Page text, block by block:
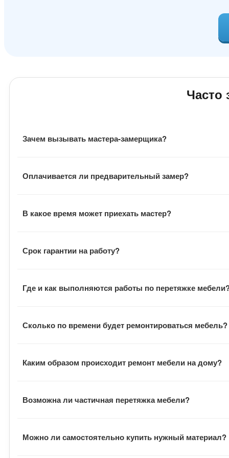
Часто
Зачем вызывать мастера-замерщика?
Замерщик оценивает фронт работ, подбирает
Оплачивается ли предварительный замер?
Выезд мастера бесплатный. Также заказчику не нужно
В какое время может приехать мастер?
Визит мастера всегда согласуется с заказчиком.
Срок гарантии на работу?
В договоре указан гарантийный срок на выполненные
Где и как выполняются работы по перетяжке
В большинстве случаев наши сотрудники выполняют
Сколько по времени будет ремонтироваться мебель?
В среднем заказ выполняется в течение двух недель
Каким образом происходит ремонт мебели на дому?
После подписания документов, заказчик
Возможна ли частичная перетяжка мебели?
В зависимости от пожеланий заказчика, мастера
Можно ли самостоятельно купить нужный материал?